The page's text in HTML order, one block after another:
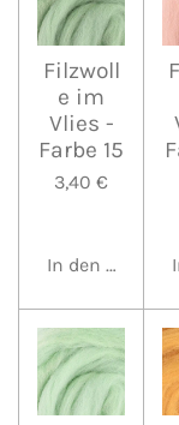
Filzwoll
e im
Vlies -
Farbe 15
3,40 €
In den